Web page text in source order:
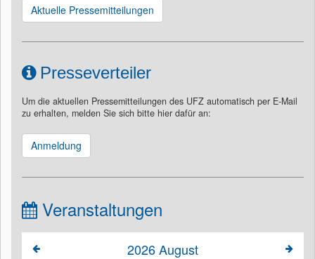
Aktuelle Pressemitteilungen
Presseverteiler
Um die aktuellen Pressemitteilungen des UFZ automatisch per E-Mail
zu erhalten, melden Sie sich bitte hier dafür an:
Anmeldung
Veranstaltungen
2026August